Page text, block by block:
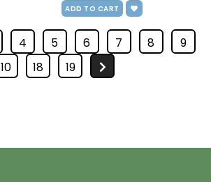
ADD TO CART
4 5 6 7 8
9
10
18 19